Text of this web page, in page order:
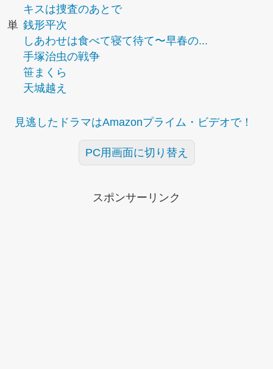
キスは捜査のあとで
単 銭形平次
しあわせは食べて寝て待て〜早春の...
手塚治虫の戦争
笹まくら
天城越え
見逃したドラマはAmazonプライム・ビデオで！
PC用画面に切り替え
スポンサーリンク